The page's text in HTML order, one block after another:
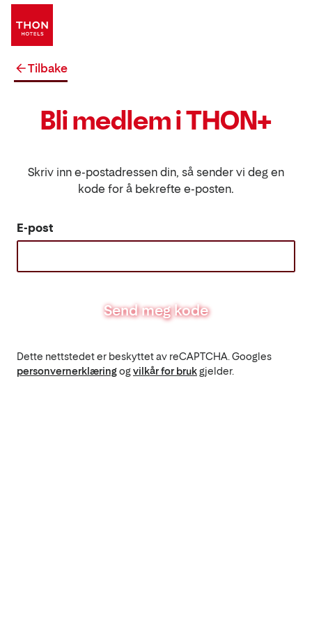
Tilbake
Bli medlem i THON+
Skriv inn e-postadressen din, så sender vi deg en
kode for å bekrefte e-posten.
E-post
Send meg kode
Dette nettstedet er beskyttet av reCAPTCHA. Googles
personvernerklæringogvilkår for brukgjelder.